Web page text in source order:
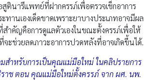
ตินารีแพทย์ที่ฝากครรภ์เพื่อตรวจเช็กอาการ
ทานเองเด็ดขาดเพราะยาบางประเภทอาจมีผล
สำคัญคือการดูแลตัวเองในขณะตั้งครรภ์เพื่อให้
ะช่วยลดภาวะอาการปวดหลังที่อาจเกิดขึ้นได้.
สำหรับการเป็นคุณแม่มือใหม่ ในคลิปรายการ
าช ตอน คุณแม่มือใหม่ตั้งครรภ์ จาก ผศ. นพ.